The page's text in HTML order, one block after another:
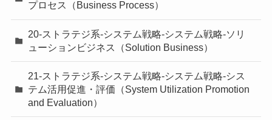
プロセス（Business Process）
20-ストラテジ系-システム戦略-システム戦略-ソリ
ューションビジネス（Solution Business）
21-ストラテジ系-システム戦略-システム戦略-シス
テム活用促進・評価（System Utilization Promotion
and Evaluation）